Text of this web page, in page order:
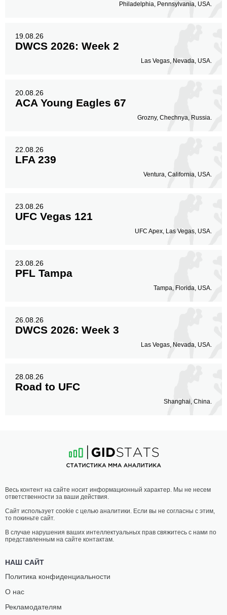
Philadelphia, Pennsylvania, USA.
19.08.26
DWCS 2026: Week 2
Las Vegas, Nevada, USA.
20.08.26
ACA Young Eagles 67
Grozny, Chechnya, Russia.
22.08.26
LFA 239
Ventura, California, USA.
23.08.26
UFC Vegas 121
UFC Apex, Las Vegas, USA.
23.08.26
PFL Tampa
Tampa, Florida, USA.
26.08.26
DWCS 2026: Week 3
Las Vegas, Nevada, USA.
28.08.26
Road to UFC
Shanghai, China.
Весь контент на сайте носит информационный характер. Мы не несем
ответственности за ваши действия.
Сайт использует cookie с целью аналитики. Если вы не согласны с этим,
то покиньте сайт.
В случае нарушения ваших интеллектуальных прав свяжитесь с нами по
представленным на сайте контактам.
НАШ САЙТ
Политика конфиденциальности
О нас
Рекламодателям